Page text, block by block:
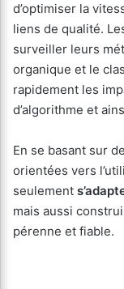
d’optimiser la
liens de qualité.
surveiller leurs
organique et le
rapidement les
d’algorithme et
En se basant sur
orientées vers
seulement
mais aussi
pérenne et fiable.